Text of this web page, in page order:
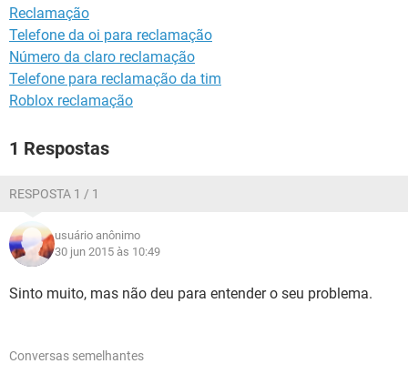
Reclamação
Telefone da oi para reclamação
Número da claro reclamação
Telefone para reclamação da tim
Roblox reclamação
1 Respostas
RESPOSTA 1 / 1
usuário anônimo
30 jun 2015 às 10:49
Sinto muito, mas não deu para entender o seu problema.
Conversas semelhantes